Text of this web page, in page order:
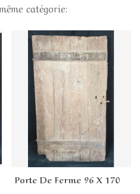
catégorie:
Porte De Ferme 96 X 170